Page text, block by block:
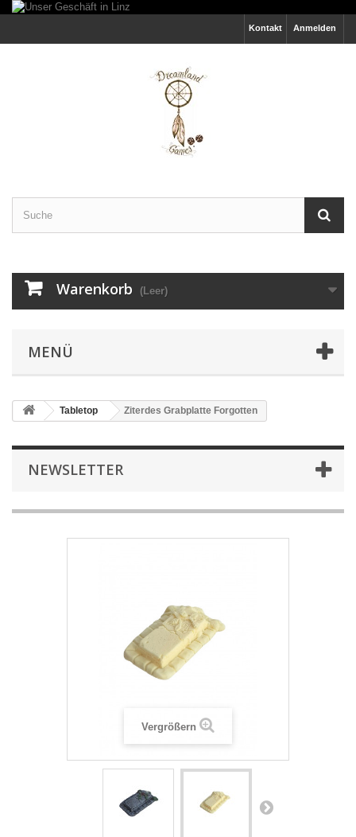
Anmelden
Kontakt
Warenkorb (Leer)
MENÜ
Tabletop Ziterdes Grabplatte Forgotten
NEWSLETTER
Vergrößern